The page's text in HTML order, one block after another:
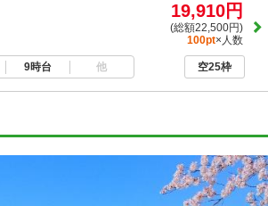
19,910円
(総額22,500円)
100pt×人数
9時台 他 空25枠